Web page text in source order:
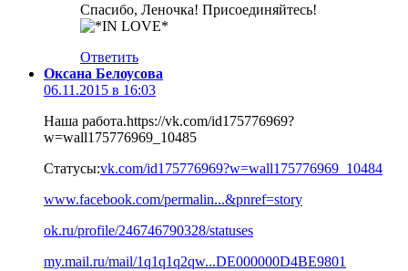
Спасибо, Леночка! Присоединяйтесь!
Ответить
Оксана Белоусова
06.11.2015 в 16:03
Наша работа.https://vk.com/id175776969?
w=wall175776969_10485
Статусы:vk.com/id175776969?w=wall175776969_10484
www.facebook.com/permalin...&pnref=story
ok.ru/profile/246746790328/statuses
my.mail.ru/mail/1q1q1q2qw...DE000000D4BE9801